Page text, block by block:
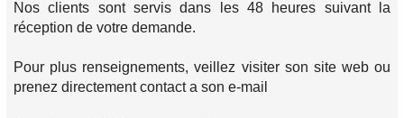
Nos clients sont servis dans les 48 heures suivant la
réception de votre demande.
Pour plus renseignements, veillez visiter son site web ou
prenez directement contact a son e-mail